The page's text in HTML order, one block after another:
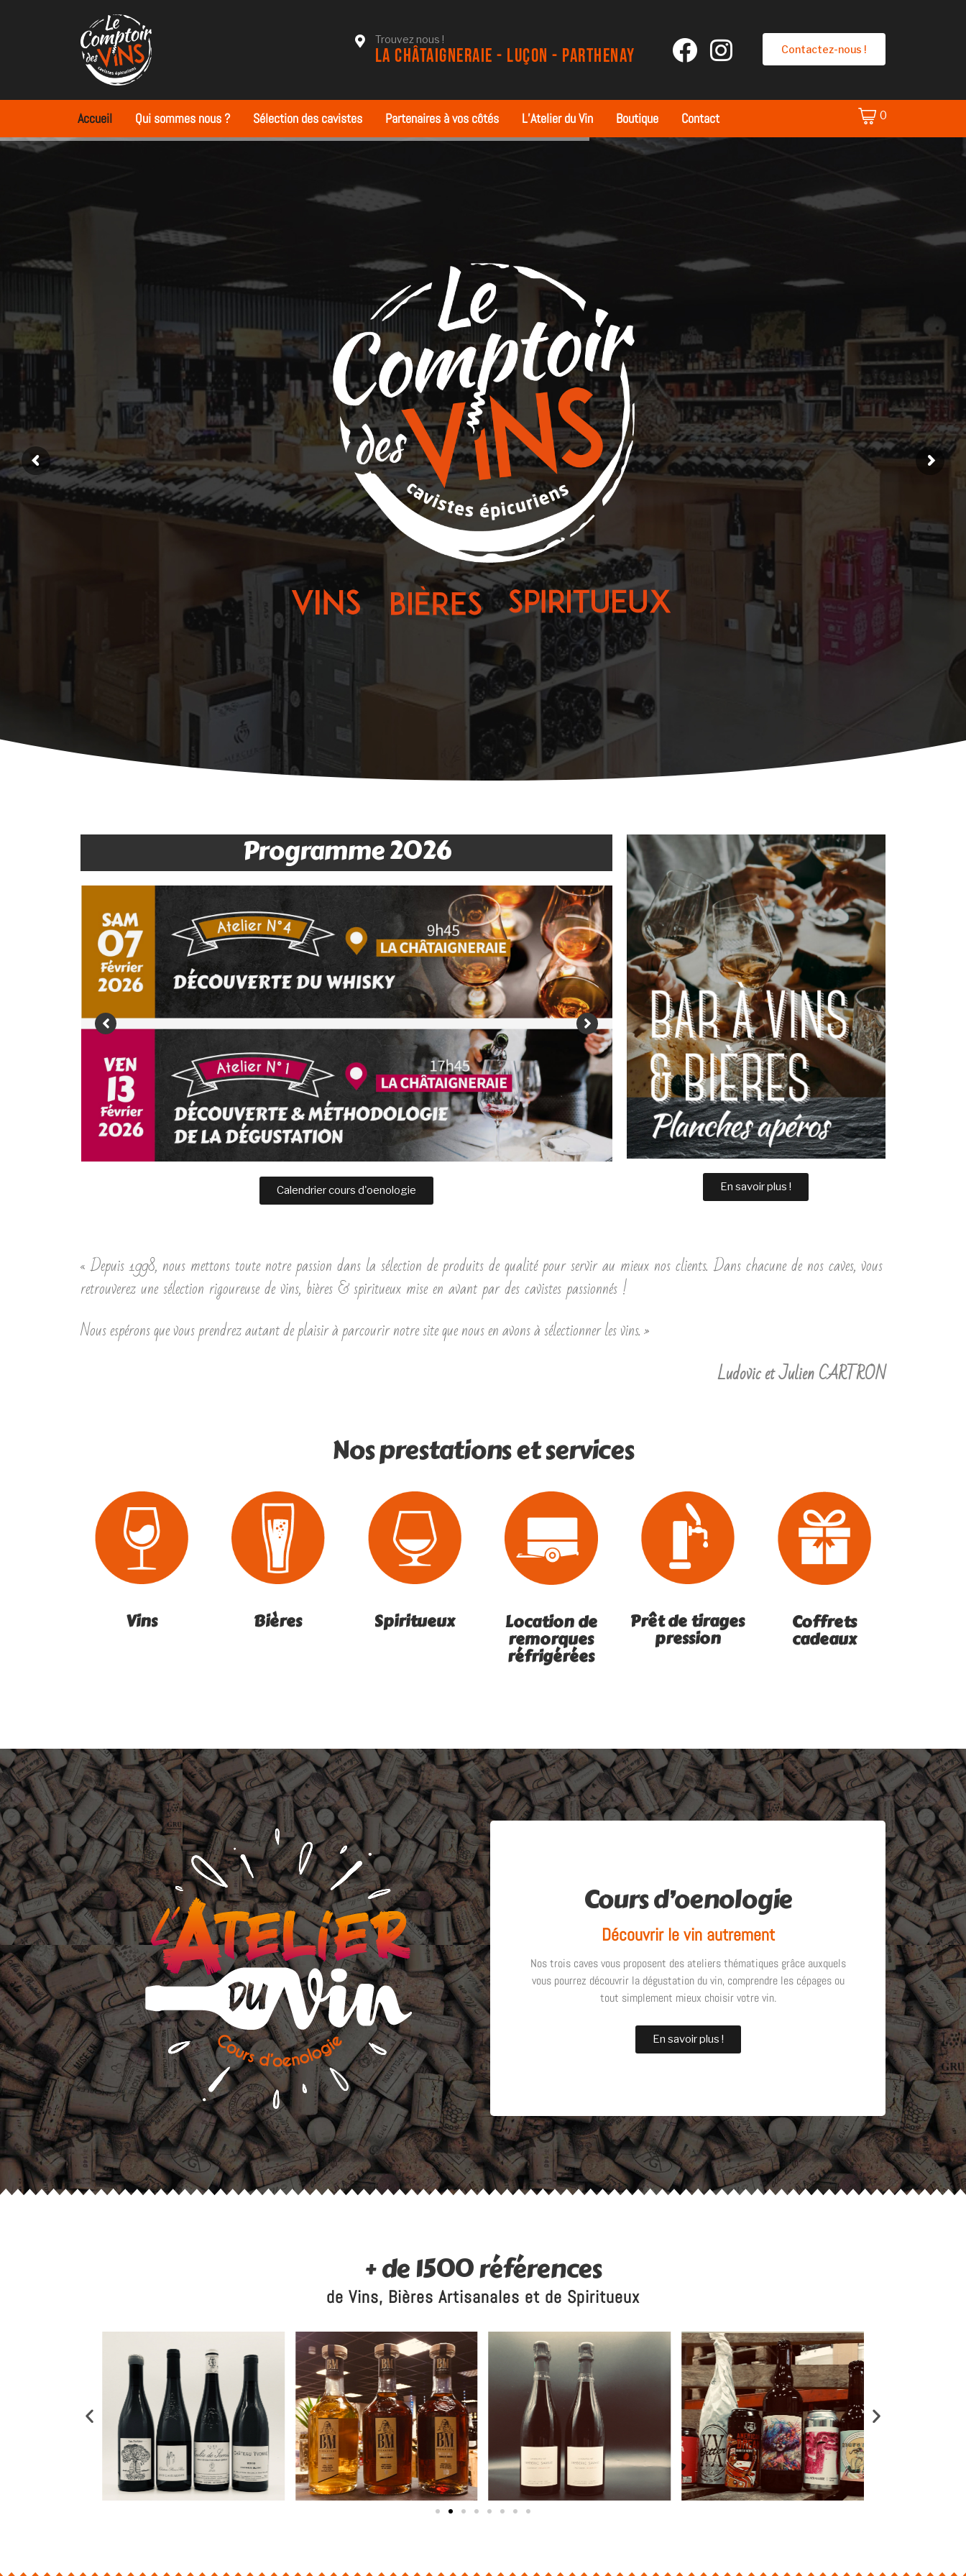
Trouvez nous !
LA CHÂTAIGNERAIE - LUÇON - PARTHENAY Contactez-nous !
Accueil Qui sommes nous ? Sélection des cavistes Partenaires à vos côtés L’Atelier du Vin Boutique Contact 0
Programme 2026
Calendrier cours d'oenologie En savoir plus !
« Depuis 1998, nous mettons toute notre passion dans la sélection de produits de qualité pour servir au mieux nos clients. Dans chacune de nos caves, vous
retrouverez une sélection rigoureuse de vins, bières & spiritueux mise en avant par des cavistes passionnés !
Nous espérons que vous prendrez autant de plaisir à parcourir notre site que nous en avons à sélectionner les vins. »
Ludovic et Julien CARTRON
Nos prestations et services
Vins Bières Spiritueux Location de
remorques
réfrigérées
Prêt de tirages
pression
Coffrets
cadeaux
Cours d’oenologie
Découvrir le vin autrement
Nos trois caves vous proposent des ateliers thématiques grâce auxquels
vous pourrez découvrir la dégustation du vin, comprendre les cépages ou
tout simplement mieux choisir votre vin.
En savoir plus !
+ de 1500 références
de Vins, Bières Artisanales et de Spiritueux